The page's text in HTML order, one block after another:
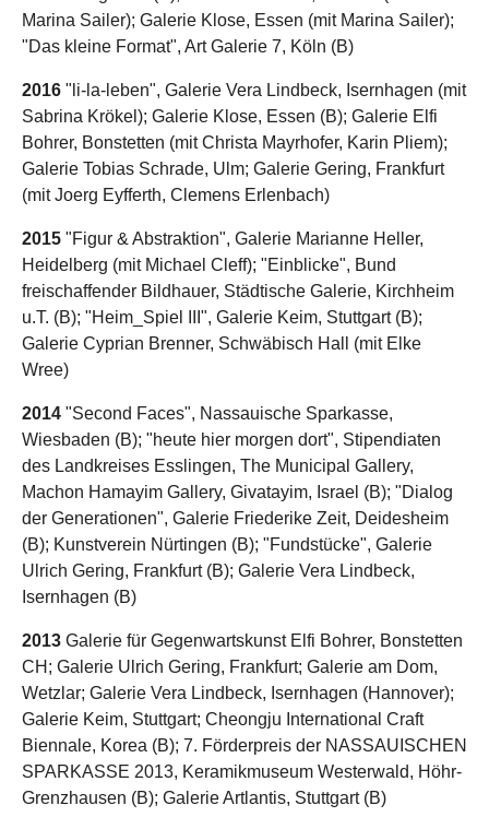
Marina Sailer); Galerie Klose, Essen (mit Marina Sailer);
"Das kleine Format", Art Galerie 7, Köln (B)
2016 "li-la-leben", Galerie Vera Lindbeck, Isernhagen (mit
Sabrina Krökel); Galerie Klose, Essen (B); Galerie Elfi
Bohrer, Bonstetten (mit Christa Mayrhofer, Karin Pliem);
Galerie Tobias Schrade, Ulm; Galerie Gering, Frankfurt
(mit Joerg Eyfferth, Clemens Erlenbach)
2015 "Figur & Abstraktion", Galerie Marianne Heller,
Heidelberg (mit Michael Cleff); "Einblicke", Bund
freischaffender Bildhauer, Städtische Galerie, Kirchheim
u.T. (B); "Heim_Spiel III", Galerie Keim, Stuttgart (B);
Galerie Cyprian Brenner, Schwäbisch Hall (mit Elke
Wree)
2014 "Second Faces", Nassauische Sparkasse,
Wiesbaden (B); "heute hier morgen dort", Stipendiaten
des Landkreises Esslingen, The Municipal Gallery,
Machon Hamayim Gallery, Givatayim, Israel (B); "Dialog
der Generationen", Galerie Friederike Zeit, Deidesheim
(B); Kunstverein Nürtingen (B); "Fundstücke", Galerie
Ulrich Gering, Frankfurt (B); Galerie Vera Lindbeck,
Isernhagen (B)
2013 Galerie für Gegenwartskunst Elfi Bohrer, Bonstetten
CH; Galerie Ulrich Gering, Frankfurt; Galerie am Dom,
Wetzlar; Galerie Vera Lindbeck, Isernhagen (Hannover);
Galerie Keim, Stuttgart; Cheongju International Craft
Biennale, Korea (B); 7. Förderpreis der NASSAUISCHEN
SPARKASSE 2013, Keramikmuseum Westerwald, Höhr-
Grenzhausen (B); Galerie Artlantis, Stuttgart (B)